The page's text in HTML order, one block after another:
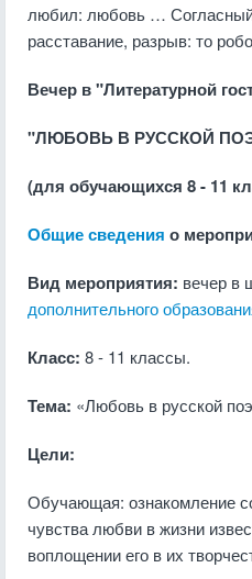
любил: любовь …
расставание, разрыв: то
Вечер в "Литературной
"ЛЮБОВЬ В РУССКОЙ
(для обучающихся 8 - 11
Общие сведения о
Вид мероприятия: вечер в
дополнительного
Класс: 8 - 11 классы.
Тема: «Любовь в русской
Цели:
Обучающая: ознакомление
чувства любви в жизни
воплощении его в их